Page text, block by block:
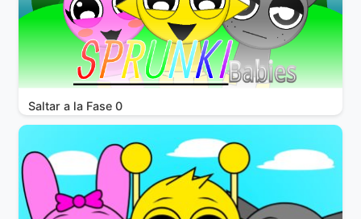
Saltar a la Fase 0